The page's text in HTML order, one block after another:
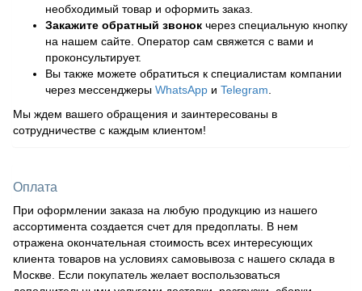
необходимый товар и оформить заказ.
Закажите обратный звонок через специальную кнопку
на нашем сайте. Оператор сам свяжется с вами и
проконсультирует.
Вы также можете обратиться к специалистам компании
через мессенджеры WhatsApp и Telegram
Мы ждем вашего обращения и заинтересованы в
сотрудничестве с каждым клиентом!
Оплата
При оформлении заказа на любую продукцию из нашего
ассортимента создается счет для предоплаты. В нем
отражена окончательная стоимость всех интересующих
клиента товаров на условиях самовывоза с нашего склада в
Москве. Если покупатель желает воспользоваться